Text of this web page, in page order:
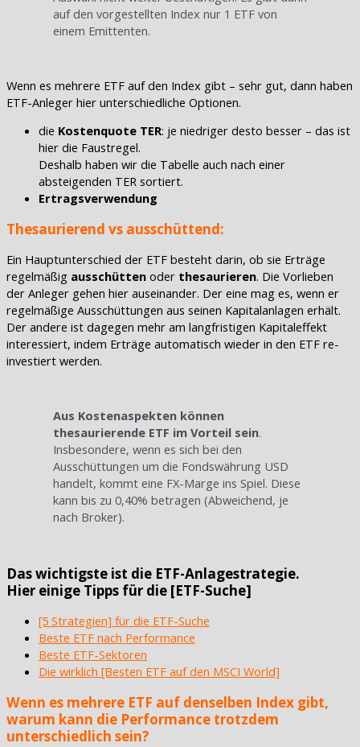
auf den vorgestellten Index nur 1 ETF von
einem Emittenten.
Wenn es mehrere ETF auf den Index gibt – sehr gut, dann haben
ETF-Anleger hier unterschiedliche Optionen.
die Kostenquote TER: je niedriger desto besser – das ist
hier die Faustregel.
Deshalb haben wir die Tabelle auch nach einer
absteigenden TER sortiert.
Ertragsverwendung
Thesaurierend vs ausschüttend:
Ein Hauptunterschied der ETF besteht darin, ob sie Erträge
regelmäßig ausschütten oder thesaurieren. Die Vorlieben
der Anleger gehen hier auseinander. Der eine mag es, wenn er
regelmäßige Ausschüttungen aus seinen Kapitalanlagen erhält.
Der andere ist dagegen mehr am langfristigen Kapitaleffekt
interessiert, indem Erträge automatisch wieder in den ETF re-
investiert werden.
Aus Kostenaspekten können
thesaurierende ETF im Vorteil sein.
Insbesondere, wenn es sich bei den
Ausschüttungen um die Fondswährung USD
handelt, kommt eine FX-Marge ins Spiel. Diese
kann bis zu 0,40% betragen (Abweichend, je
nach Broker).
Das wichtigste ist die ETF-Anlagestrategie.
Hier einige Tipps für die [ETF-Suche]
[5 Strategien] für die ETF-Suche
Beste ETF nach Performance
Beste ETF-Sektoren
Die wirklich [Besten ETF auf den MSCI World]
Wenn es mehrere ETF auf denselben Index gibt,
warum kann die Performance trotzdem
unterschiedlich sein?